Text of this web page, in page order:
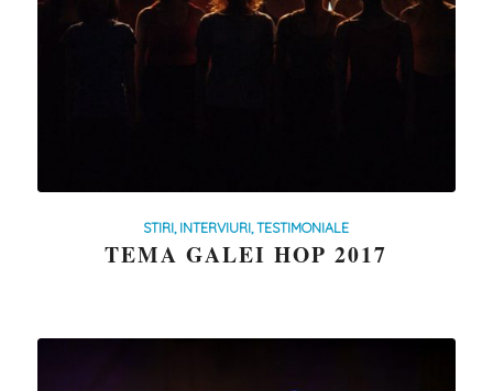
STIRI, INTERVIURI, TESTIMONIALE
TEMA GALEI HOP 2017